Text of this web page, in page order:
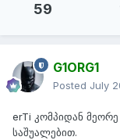
59
G1ORG1
Posted July
erTi კომპიდან
საშუალებით.